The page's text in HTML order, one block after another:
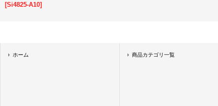
[Si4825-A10]
ホーム 商品カテゴリ一覧